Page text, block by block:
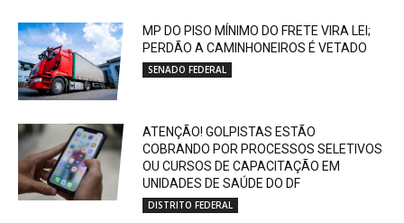
MP DO PISO MÍNIMO DO FRETE VIRA LEI;
PERDÃO A CAMINHONEIROS É VETADO
SENADO FEDERAL
ATENÇÃO! GOLPISTAS ESTÃO
COBRANDO POR PROCESSOS SELETIVOS
OU CURSOS DE CAPACITAÇÃO EM
UNIDADES DE SAÚDE DO DF
DISTRITO FEDERAL